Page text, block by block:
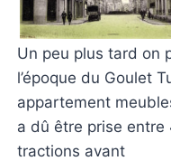
Un peu plus tard on
l’époque du Goulet
appartement
a dû être prise
tractions avant